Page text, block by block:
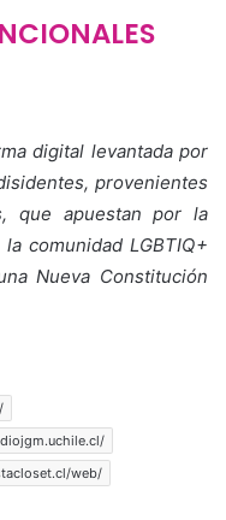
digital levantada por
provenientes
que apuestan por la
comunidad LGBTIQ+
Nueva Constitución
web/